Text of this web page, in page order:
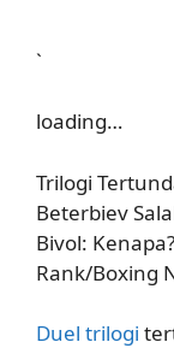
`
loading…
Trilogi
Beterbiev
Bivol:
Rank/Boxing
Duel trilogi